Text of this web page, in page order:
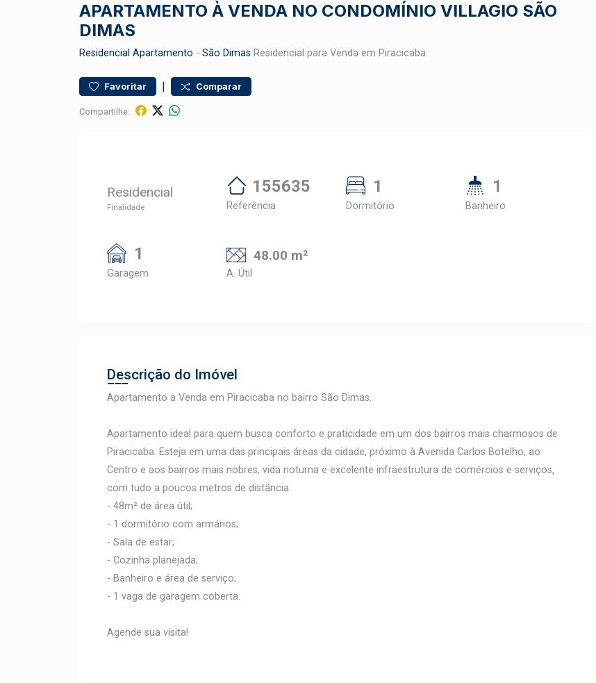
APARTAMENTO À VENDA NO CONDOMÍNIO VILLAGIO SÃO
DIMAS
Residencial Apartamento - São Dimas Residencial para Venda em Piracicaba
Favoritar | Comparar
Compartilhe:
Residencial
Finalidade
155635
Referência
1
Dormitório
1
Banheiro
1
Garagem
48.00 m²
A. Útil
Descrição do Imóvel
Apartamento a Venda em Piracicaba no bairro São Dimas.
Apartamento ideal para quem busca conforto e praticidade em um dos bairros mais charmosos de
Piracicaba. Esteja em uma das principais áreas da cidade, próximo à Avenida Carlos Botelho, ao
Centro e aos bairros mais nobres, vida noturna e excelente infraestrutura de comércios e serviços,
com tudo a poucos metros de distância.
- 48m² de área útil;
- 1 dormitório com armários;
- Sala de estar;
- Cozinha planejada;
- Banheiro e área de serviço;
- 1 vaga de garagem coberta.
Agende sua visita!